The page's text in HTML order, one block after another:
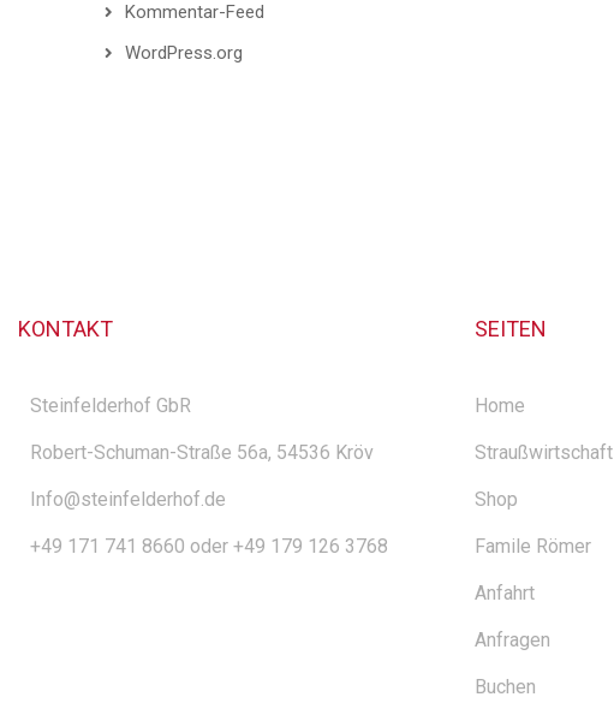
Kommentar-Feed
WordPress.org
KONTAKT
Steinfelderhof GbR
Robert-Schuman-Straße 56a, 54536 Kröv
Info@steinfelderhof.de
+49 171 741 8660 oder +49 179 126 3768
SEITEN
Home
Straußwirtschaft
Shop
Famile Römer
Anfahrt
Anfragen
Buchen